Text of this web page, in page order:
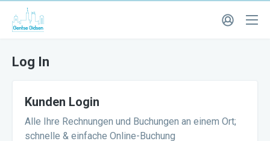
Log In
Kunden Login
Alle Ihre Rechnungen und Buchungen an einem Ort;
schnelle & einfache Online-Buchung